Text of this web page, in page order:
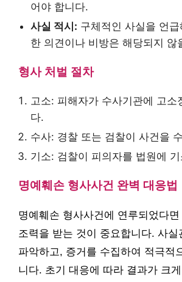
어야 합니다.
사실 적시: 구체적인 사실을 언
한 의견이나 비방은 해당되지 않
형사 처벌 절차
고소: 피해자가 수사기관에 고소
다.
수사: 경찰 또는 검찰이 사건을
기소: 검찰이 피의자를 법원에
명예훼손 형사사건 완벽 대응법
명예훼손 형사사건에 연루되었다면
조력을 받는 것이 중요합니다. 사실
파악하고, 증거를 수집하여 적극적
니다. 초기 대응에 따라 결과가 크